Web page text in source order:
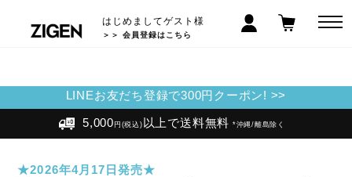
はじめましてゲスト様
＞＞ 会員登録はこちら
LINEお友だち登録で300円クーポン! >>
5,000 円(税込) 以上で送料無料 *沖縄/離島除く
★2026年4月17日発売★